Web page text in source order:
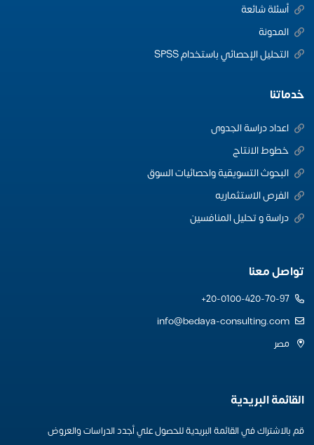
أسئلة شائعة
المدونة
التحليل الإحصائي باستخدام SPSS
خدماتنا
اعداد دراسة الجدوى
خطوط الانتاج
البحوث التسويقية واحصائيات السوق
الفرص الاستثماريه
دراسة و تحليل المنافسين
تواصل معنا
20-0100-420-70-97+
info@bedaya-consulting.com
مصر
القائمة البريدية
قم بالاشتراك في القائمة البريدية للحصول علي أجدد الدراسات والعروض